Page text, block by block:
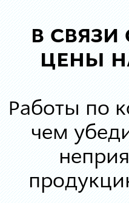
В
ЦЕНЫ
Работы по
чем